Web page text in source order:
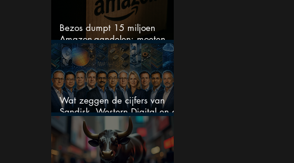
Bezos dumpt 15 miljoen
Amazon-aandelen: moeten
beleggers zich zorgen maken?
Wat zeggen de cijfers van
Sandisk, Western Digital en de
AI-Infrastructuur aandelen mij
werkelijk